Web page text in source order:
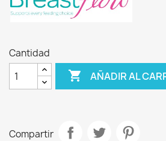
Cantidad
 AÑADIR AL
Compartir